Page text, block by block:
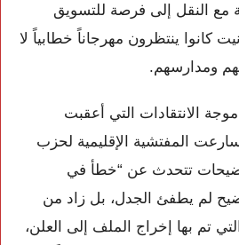
مع النقل إلى فرصة للتسويق
كانوا ينتظرون مهرجاناً خطابياً لا
ومدارسهم.
موجة الانتقادات التي أعقبت
المفتشية الإقليمية لحزب
تتحدث عن “خطأ في
لم يطفئ الجدل، بل زاد من
تم بها إخراج الملف إلى العلن،